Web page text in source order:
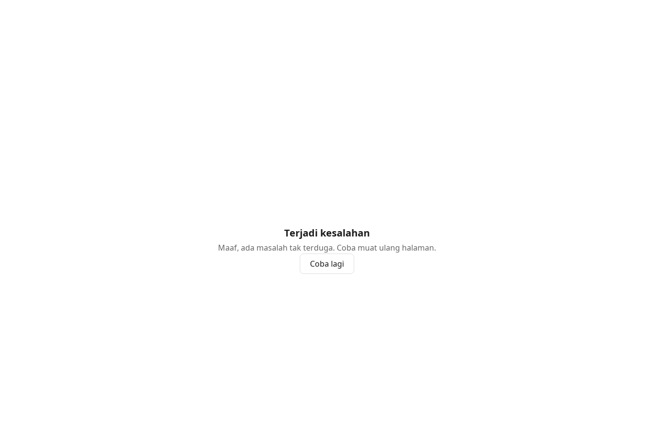
Terjadi kesalahan
Maaf, ada masalah tak terduga. Coba muat ulang halaman.
Coba lagi